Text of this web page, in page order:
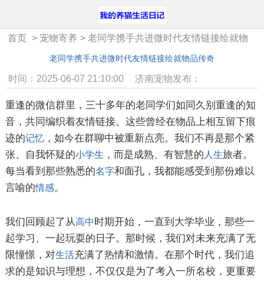
首页 > 宠物寄养 >老同学携手共进微时代友情链接绘就物
老同学携手共进微时代友情链接绘就物品传奇
时间：2025-06-07 21:10:00 济南宠物发布：
重逢的微信群里，三十多年的老同学们如同久别重逢的知
音，共同编织着友情链接。这些曾经在物品上相互留下痕
迹的记忆，如今在群聊中被重新点亮。我们不再是那个紧
张、自我怀疑的小学生 ，而是成熟、有智慧的 人生旅者。
每当看到那些熟悉的名字和面孔，我都能感受到那份难以
言喻的情感。
我们回顾起了从高中时期开始，一直到大学毕业，那些一
起学习、一起玩耍的日子。那时候，我们对未来充满了无
限憧憬，对生活充满了热情和激情。在那个时代，我们追
求的是知识与理想，不仅仅是为了考入一所名校，更重要